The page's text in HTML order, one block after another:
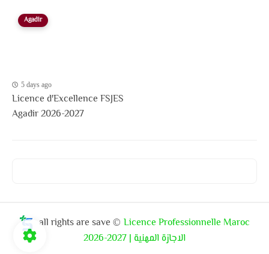
Agadir
5 days ago
Licence d'Excellence FSJES
Agadir 2026-2027
all rights are save © Licence Professionnelle Maroc
2026-2027 | الاجازة المهنية